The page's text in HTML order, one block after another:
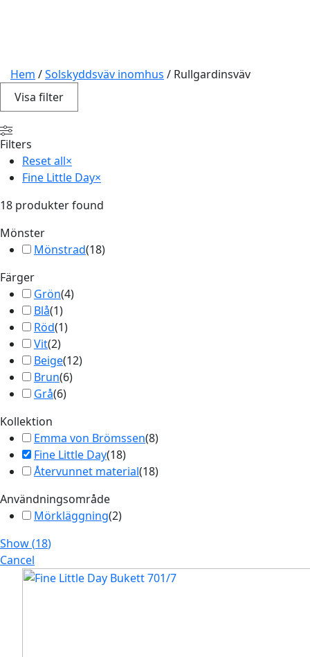
Hem /Solskyddsväv inomhus / Rullgardinsväv
Visa filter
Filters
Reset all×
Fine Little Day×
18 produkter found
Mönster
Mönstrad(18)
Färger
Grön(4)
Blå(1)
Röd(1)
Vit(2)
Beige(12)
Brun(6)
Grå(6)
Kollektion
Emma von Brömssen(8)
Fine Little Day(18)
Återvunnet material(18)
Användningsområde
Mörkläggning(2)
Show(18)
Cancel